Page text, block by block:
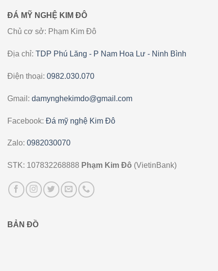
ĐÁ MỸ NGHỆ KIM ĐÔ
Chủ cơ sở: Phạm Kim Đô
Địa chỉ: TDP Phú Lăng - P Nam Hoa Lư - Ninh Bình
Điện thoại: 0982.030.070
Gmail: damynghekimdo@gmail.com
Facebook: Đá mỹ nghệ Kim Đô
Zalo: 0982030070
STK: 107832268888 Phạm Kim Đô (VietinBank)
BẢN ĐỒ